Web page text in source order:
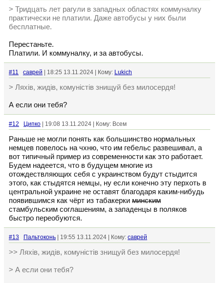
> Тридцать лет рагули в западных областях коммуналку
практически не платили. Даже автобусы у них были
бесплатные.
Перестаньте.
Платили. И коммуналку, и за автобусы.
#11 саврей | 18:25 13.11.2024 | Кому: Lukich
> Ляхів, жидів, комуністів знищуй без милосердя!
А если они тебя?
#12 Ципко | 19:08 13.11.2024 | Кому: Всем
Раньше не могли понять как большинство нормальных
немцев повелось на чхню, что им гебельс развешивал, а
вот типичный пример из современности как это работает.
Будем надеется, что в будущем многие из
отождествляющих себя с украинством будут стыдится
этого, как стыдятся немцы, ну если конечно эту перхоть в
центральной украине не оставят благодаря каким-нибудь
появившимся как чёрт из табакерки минским
стамбульским соглашениям, а западенцы в поляков
быстро переобуются.
#13 Пальтоконь | 19:55 13.11.2024 | Кому: саврей
>> Ляхів, жидів, комуністів знищуй без милосердя!
> А если они тебя?